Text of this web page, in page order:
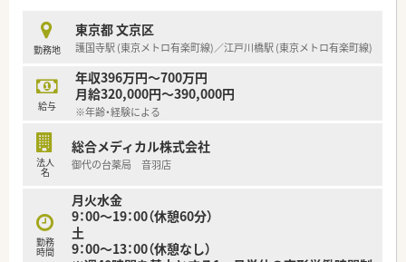
・配偶者は出産休暇を3日付与
・出産祝金あり
・育児休業はお子様が最大3歳まで、短時間勤務は最大小学校1年
生まで可能。
■長く働ける環境
結婚休暇5日、介護時短制度、メモリアル休暇、ボランティア休暇
など、生活環境が変わっても長く働けます。
勤務地
東京都 文京区
護国寺駅 (東京メトロ有楽町線)／江戸川橋駅 (東京メトロ有楽町線)
給与
年収396万円～700万円
月給320,000円～390,000円
※年齢・経験による
法人
名
総合メディカル株式会社
御代の台薬局 音羽店
勤務
時間
月火水金
9：00～19：00（休憩60分）
土
9：00～13：00（休憩なし）